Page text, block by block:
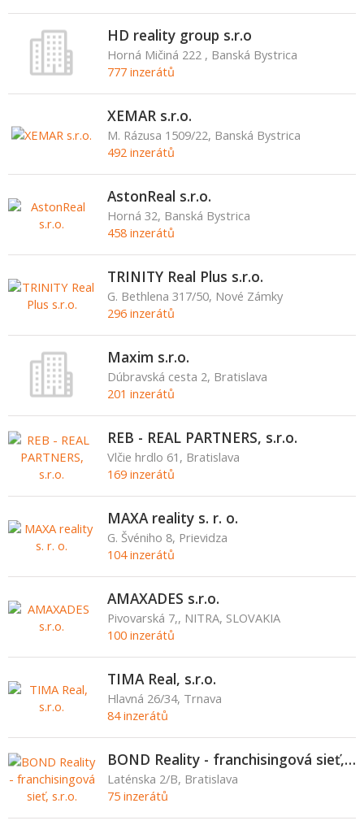
HD reality group s.r.o
Horná Mičiná 222 , Banská Bystrica
777 inzerátů
XEMAR s.r.o.
M. Rázusa 1509/22, Banská Bystrica
492 inzerátů
AstonReal s.r.o.
Horná 32, Banská Bystrica
458 inzerátů
TRINITY Real Plus s.r.o.
G. Bethlena 317/50, Nové Zámky
296 inzerátů
Maxim s.r.o.
Dúbravská cesta 2, Bratislava
201 inzerátů
REB - REAL PARTNERS, s.r.o.
Vlčie hrdlo 61, Bratislava
169 inzerátů
MAXA reality s. r. o.
G. Švéniho 8, Prievidza
104 inzerátů
AMAXADES s.r.o.
Pivovarská 7,, NITRA, SLOVAKIA
100 inzerátů
TIMA Real, s.r.o.
Hlavná 26/34, Trnava
84 inzerátů
BOND Reality - franchisingová sieť, s.r.o.
Laténska 2/B, Bratislava
75 inzerátů